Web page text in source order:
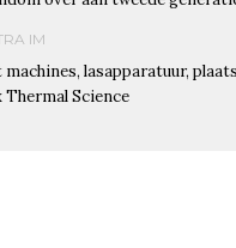
IM
lasapparatuur,
Science